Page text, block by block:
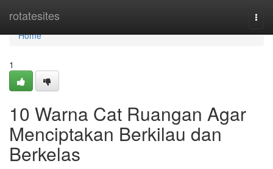
rotatesites
Home
Home
1
10 Warna Cat Ruangan Agar
Menciptakan Berkilau dan
Berkelas